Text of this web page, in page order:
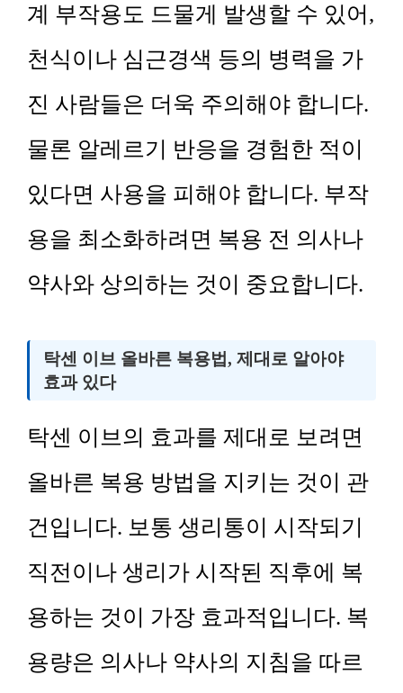
계 부작용도 드물게 발생할 수 있어,
천식이나 심근경색 등의 병력을 가
진 사람들은 더욱 주의해야 합니다.
물론 알레르기 반응을 경험한 적이
있다면 사용을 피해야 합니다. 부작
용을 최소화하려면 복용 전 의사나
약사와 상의하는 것이 중요합니다.
탁센 이브 올바른 복용법, 제대로 알아야
효과 있다
탁센 이브의 효과를 제대로 보려면
올바른 복용 방법을 지키는 것이 관
건입니다. 보통 생리통이 시작되기
직전이나 생리가 시작된 직후에 복
용하는 것이 가장 효과적입니다. 복
용량은 의사나 약사의 지침을 따르